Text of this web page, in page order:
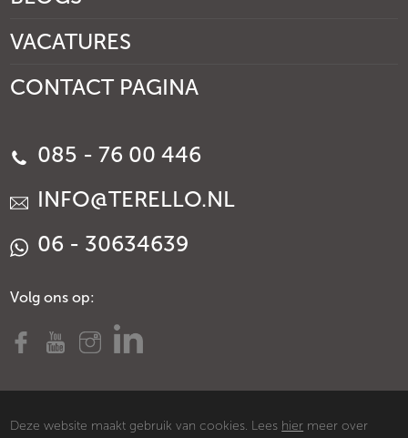
VACATURES
CONTACT PAGINA
085 - 76 00 446
INFO@TERELLO.NL
06 - 30634639
Volg ons op:
Deze website maakt gebruik van cookies. Lees hier meer over